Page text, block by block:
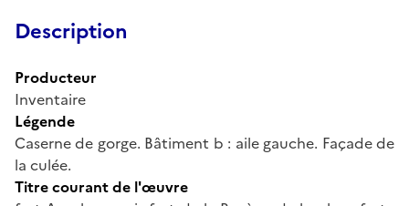
Description
Producteur
Inventaire
Légende
Caserne de gorge. Bâtiment b : aile gauche. Façade de
la culée.
Titre courant de l'œuvre